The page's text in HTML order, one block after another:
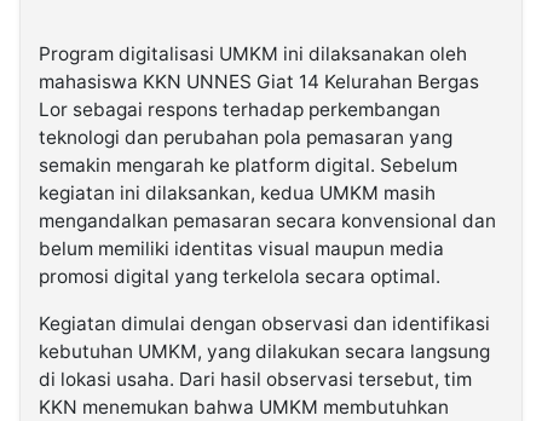
Program digitalisasi UMKM ini dilaksanakan oleh
mahasiswa KKN UNNES Giat 14 Kelurahan Bergas
Lor sebagai respons terhadap perkembangan
teknologi dan perubahan pola pemasaran yang
semakin mengarah ke platform digital. Sebelum
kegiatan ini dilaksankan, kedua UMKM masih
mengandalkan pemasaran secara konvensional dan
belum memiliki identitas visual maupun media
promosi digital yang terkelola secara optimal.
Kegiatan dimulai dengan observasi dan identifikasi
kebutuhan UMKM, yang dilakukan secara langsung
di lokasi usaha. Dari hasil observasi tersebut, tim
KKN menemukan bahwa UMKM membutuhkan